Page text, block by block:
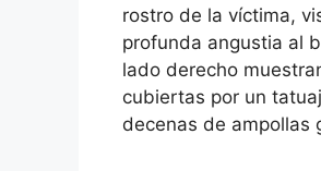
rostro de la víctima,
profunda angustia al
lado derecho
cubiertas por un
decenas de ampollas